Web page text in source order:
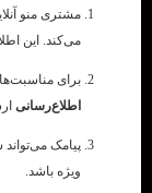
مشتری منو
می‌کند. این
برای مناسبت‌ها
اطلاع‌رسانی
پیامک
ویژه باشد.